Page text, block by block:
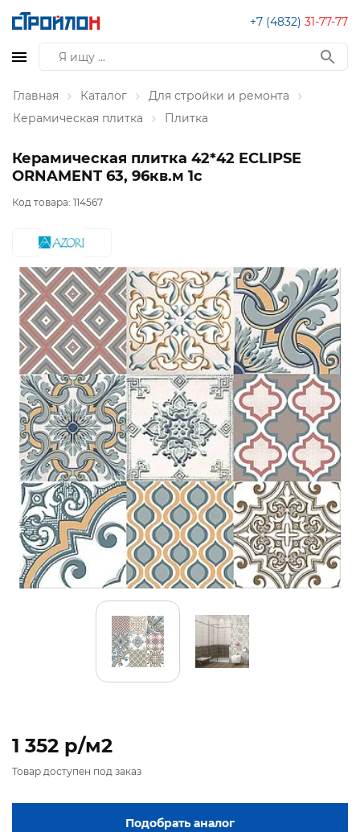
+7 (4832) 31-77-77
Главная Каталог
Для стройки и ремонта
Керамическая плитка
Плитка
Керамическая плитка 42*42 ECLIPSE
ORNAMENT 63, 96кв.м 1с
Код товара: 114567
1 352 p/м2
Товар доступен под заказ
Подобрать аналог